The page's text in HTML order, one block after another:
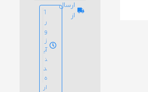
ارسال
از
1
ر
و
ز
آی
ن
د
ه
ار